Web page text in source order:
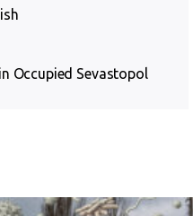
Occupied Sevastopol